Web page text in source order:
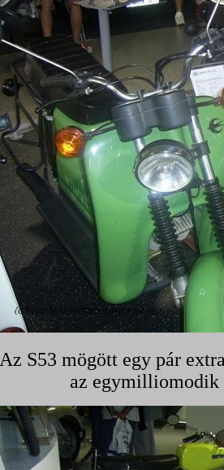
Az S53 mögött egy pár
az egymilliomodik